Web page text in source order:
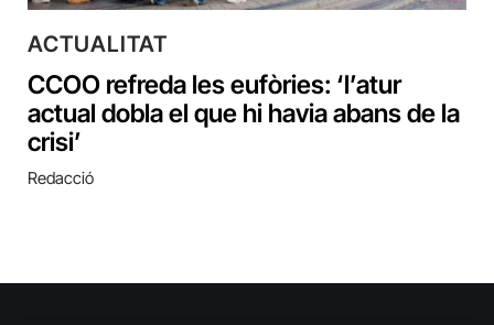
ACTUALITAT
CCOO refreda les eufòries: ‘l’atur
actual dobla el que hi havia abans de la
crisi’
Redacció